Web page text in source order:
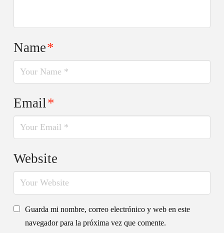
Name*
Email*
Website
Guarda mi nombre, correo electrónico y web en este
navegador para la próxima vez que comente.